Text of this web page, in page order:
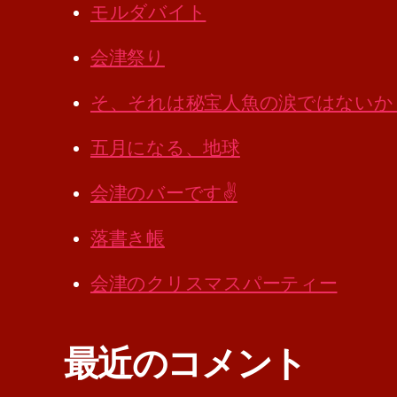
モルダバイト
会津祭り
そ、それは秘宝人魚の涙ではないか
五月になる、地球
会津のバーです✌️
落書き帳
会津のクリスマスパーティー
最近のコメント